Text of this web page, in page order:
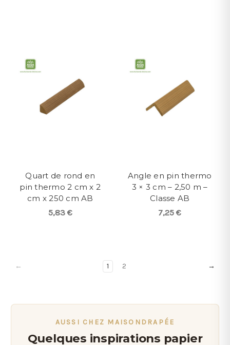
Quart de rond en
pin thermo 2 cm x 2
cm x 250 cm AB
5,83 €
Angle en pin thermo
3 × 3 cm – 2,50 m –
Classe AB
7,25 €
← 1 2 →
AUSSI CHEZ MAISONDRAPÉE
Quelques inspirations papier